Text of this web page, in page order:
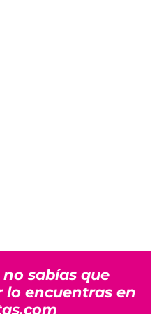
sabías que
lo encuentras en